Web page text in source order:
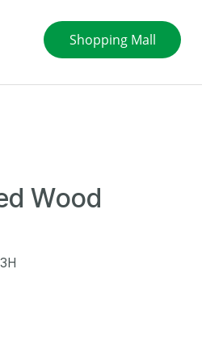
Shopping Mall
Wood